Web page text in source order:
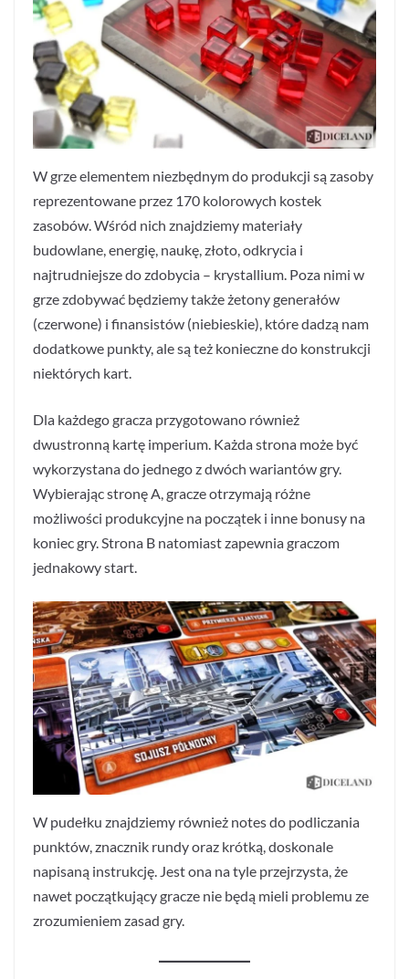
W grze elementem niezbędnym do produkcji są zasoby
reprezentowane przez 170 kolorowych kostek
zasobów. Wśród nich znajdziemy materiały
budowlane, energię, naukę, złoto, odkrycia i
najtrudniejsze do zdobycia – krystallium. Poza nimi w
grze zdobywać będziemy także żetony generałów
(czerwone) i finansistów (niebieskie), które dadzą nam
dodatkowe punkty, ale są też konieczne do konstrukcji
niektórych kart.
Dla każdego gracza przygotowano również
dwustronną kartę imperium. Każda strona może być
wykorzystana do jednego z dwóch wariantów gry.
Wybierając stronę A, gracze otrzymają różne
możliwości produkcyjne na początek i inne bonusy na
koniec gry. Strona B natomiast zapewnia graczom
jednakowy start.
W pudełku znajdziemy również notes do podliczania
punktów, znacznik rundy oraz krótką, doskonale
napisaną instrukcję. Jest ona na tyle przejrzysta, że
nawet początkujący gracze nie będą mieli problemu ze
zrozumieniem zasad gry.